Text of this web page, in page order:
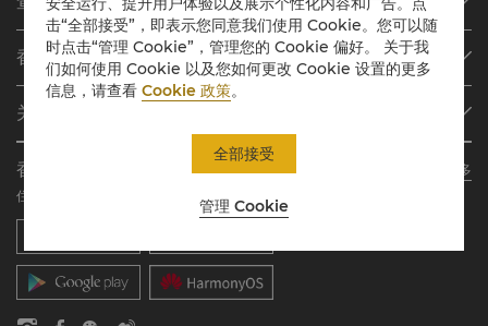
我们的目的地
查找预订
会议与宴会
餐厅与酒吧
香格里拉会
会员计划概述
加入香格里拉会
常见问题
联络我们
关于香格里拉集团
我们的酒店品牌
香格里拉中心
联系方式
职业发展
企业社会责任
香格里拉会应用程序
了解更多
住宿、餐饮、购物 随想随享
击“全部接受”，即表示您同意我们使用 Cookie。您可以随
时点击“管理 Cookie”，管理您的 Cookie 偏好。 关于我
们如何使用 Cookie 以及您如何更改 Cookie 设置的更多
信息，请查看Cookie 政策。
管理 Cookie
全部接受